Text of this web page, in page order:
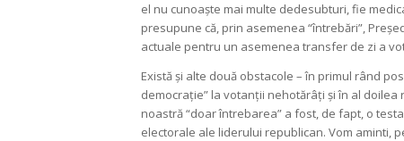
el nu cunoaște mai multe dedesubturi, fie
presupune că, prin asemenea “întrebări”,
actuale pentru un asemenea transfer de zi a
Există și alte două obstacole – în primul rând
democrație” la votanții nehotărâți și în al doilea
noastră “doar întrebarea” a fost, de fapt, o
electorale ale liderului republican. Vom aminti,